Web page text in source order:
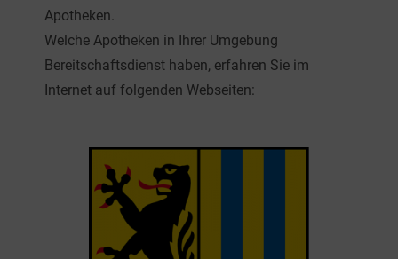
Apotheken.
Welche Apotheken in Ihrer Umgebung
Bereitschaftsdienst haben, erfahren Sie im
Internet auf folgenden Webseiten: